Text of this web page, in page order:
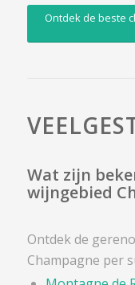
Ontdek de beste
Wat zijn
wijngebied
Ontdek de
Champagne per